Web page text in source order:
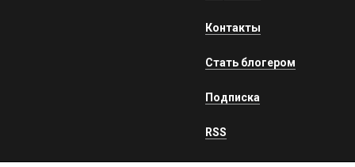
Контакты
Стать блогером
Подписка
RSS